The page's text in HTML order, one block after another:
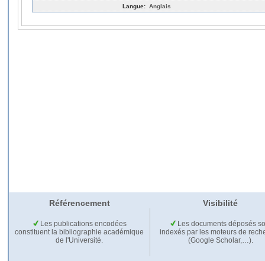
Langue: Anglais
Référencement Visibilité
Les publications encodées
constituent la bibliographie académique
de l'Université.
Les documents déposés
indexés par les moteurs de
(Google Scholar,…).